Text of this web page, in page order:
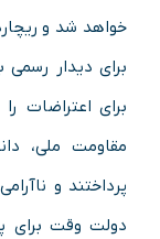
خواهد شد و
برای دیدار رسمی
مقاومت ملی،
پرداختند و
دولت وقت برای